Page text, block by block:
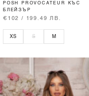
POSH PROVOCATEUR КЪС
БЛЕЙЗЪР
€102 / 199.49 ЛВ.
XS S M